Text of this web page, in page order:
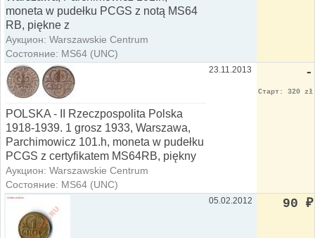
moneta w pudełku PCGS z notą MS64
RB, piękne z
Аукцион: Warszawskie Centrum
Состояние: MS64 (UNC)
POLSKA - II Rzeczpospolita Polska
1918-1939. 1 grosz 1933, Warszawa,
Parchimowicz 101.h, moneta w pudełku
PCGS z certyfikatem MS64RB, piękny
Аукцион: Warszawskie Centrum
Состояние: MS64 (UNC)
23.11.2013 -
Старт: 320 zł
05.02.2012 90 ₽